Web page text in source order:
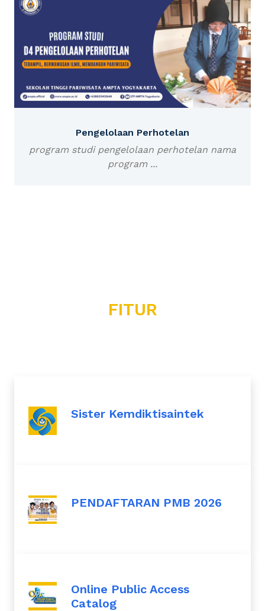
Pengelolaan Perhotelan
program studi pengelolaan perhotelan nama
program ...
FITUR
Sister Kemdiktisaintek
PENDAFTARAN PMB 2026
Online Public Access
Catalog